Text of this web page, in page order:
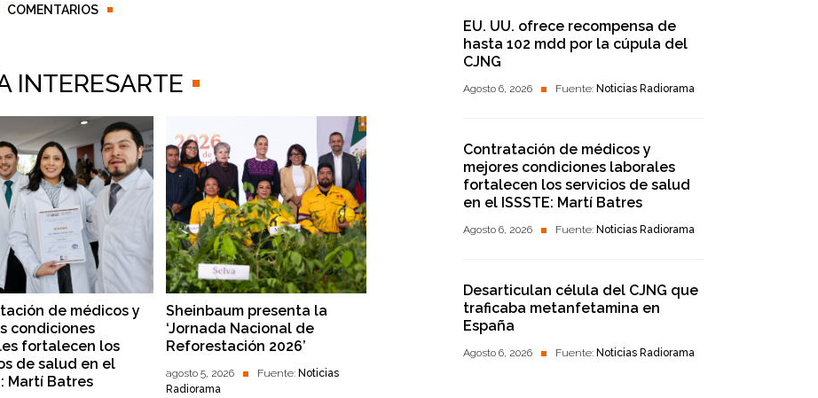
COMENTARIOS
INTERESARTE
de médicos y
condiciones
fortalecen los
de salud en el
Martí Batres
Sheinbaum presenta la
‘Jornada Nacional de
Reforestación 2026’
agosto 5, 2026 Fuente: Noticias
Radiorama
EU. UU. ofrece recompensa de
hasta 102 mdd por la cúpula del
CJNG
Agosto 6, 2026 Fuente: Noticias Radiorama
Contratación de médicos y
mejores condiciones laborales
fortalecen los servicios de salud
en el ISSSTE: Martí Batres
Agosto 6, 2026 Fuente: Noticias Radiorama
Desarticulan célula del CJNG que
traficaba metanfetamina en
España
Agosto 6, 2026 Fuente: Noticias Radiorama